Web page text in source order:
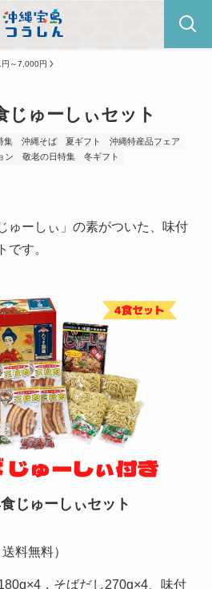
～7,000円
じゅーしぃセット
集 沖縄そば 夏ギフト
沖縄特産品フェア
ン 敬老の日特集 冬ギフト
ゅーしぃ」の素がついた、味付
です。
じゅーしぃセット
料無料）
，そばだし270g×4、味付